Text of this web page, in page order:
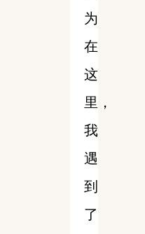
为
在
这
里，
我
遇
到
了